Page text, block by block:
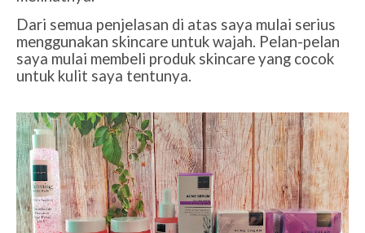
Dari semua penjelasan di atas saya mulai serius
menggunakan skincare untuk wajah. Pelan-pelan
saya mulai membeli produk skincare yang cocok
untuk kulit saya tentunya.